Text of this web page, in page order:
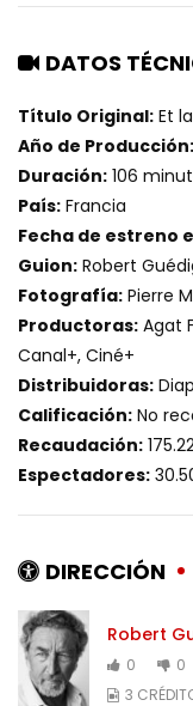
DATOS
Título Original: Et
Año de Producción:
Duración: 106
País: Francia
Fecha de estreno
Guion: Robert
Fotografía: Pierre
Productoras: Agat
Canal+, Ciné+
Distribuidoras:
Calificación: No
Recaudación:
Espectadores:
DIRECCIÓN
Robert
0
0
3